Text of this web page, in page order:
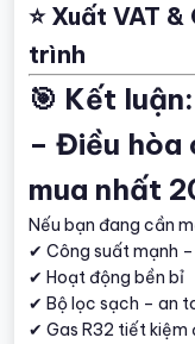
⭐ Xuất VAT
trình
🎯 Kết
– Điều hòa
mua nhất
Nếu bạn đang cần
✔ Công suất mạnh
✔ Hoạt động bền bỉ
✔ Bộ lọc sạch – an
✔ Gas R32 tiết kiệm